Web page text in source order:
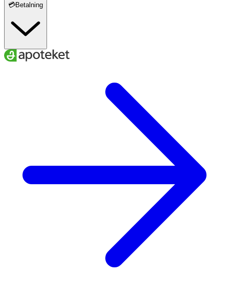
💳Betalning